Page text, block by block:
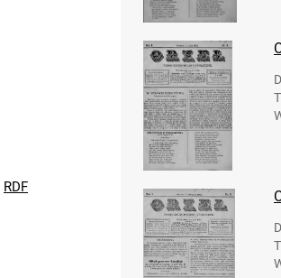
RDF